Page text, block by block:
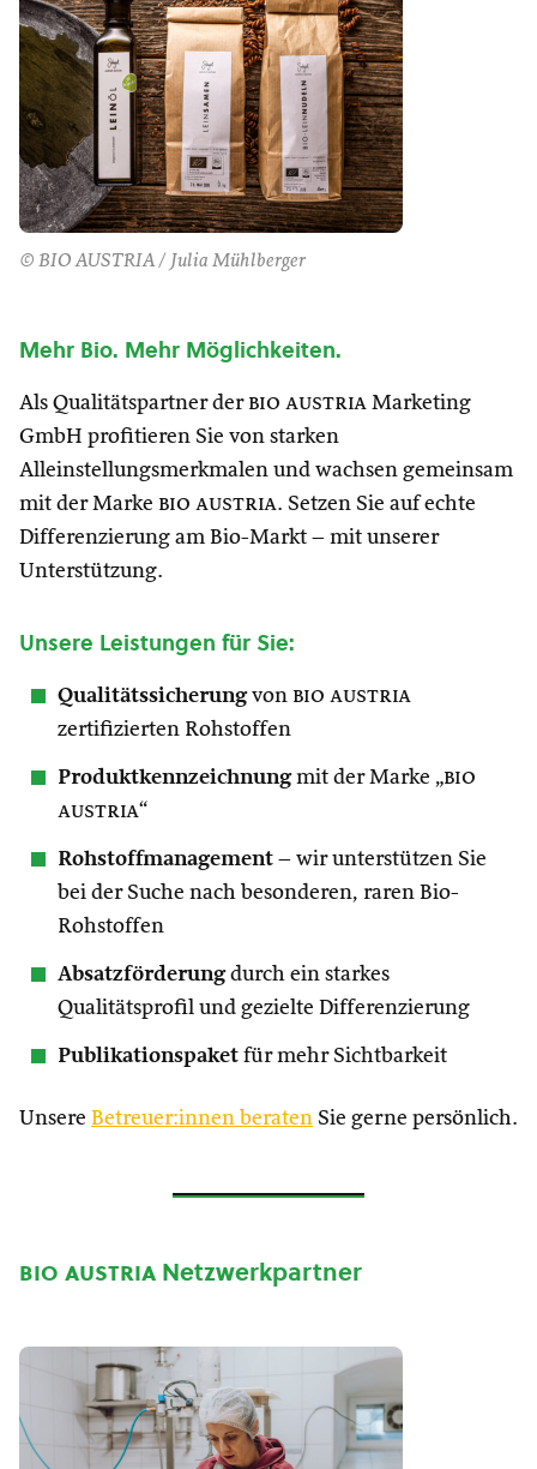
© BIO AUSTRIA / Julia Mühlberger
Mehr Bio. Mehr Möglichkeiten.
Als Qualitätspartner der bio austria Marketing
GmbH profitieren Sie von starken
Alleinstellungsmerkmalen und wachsen gemeinsam
mit der Marke bio austria. Setzen Sie auf echte
Differenzierung am Bio-Markt – mit unserer
Unterstützung.
Unsere Leistungen für Sie:
Qualitätssicherungvon bio austria
zertifizierten Rohstoffen
Produktkennzeichnungmit der Marke „bio
austria“
Rohstoffmanagement – wir unterstützen Sie
bei der Suche nach besonderen, raren Bio-
Rohstoffen
Absatzförderungdurch ein starkes
Qualitätsprofil und gezielte Differenzierung
Publikationspaket für mehr Sichtbarkeit
Unsere Betreuer:innen beraten Sie gerne persönlich.
bio austria Netzwerkpartner